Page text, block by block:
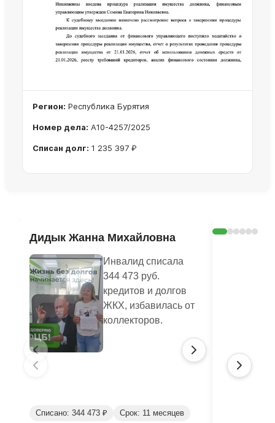
Регион: Республика Бурятия
Номер дела: А10-4257/2025
Списан долг: 1 235 397 ₽
Дидык Жанна Михайловна
Инвалид списала
344 473 руб.
кредитов и долгов
ЖКХ, избавилась от
коллекторов.
Списано: 344 473 ₽ Срок: 11 месяцев